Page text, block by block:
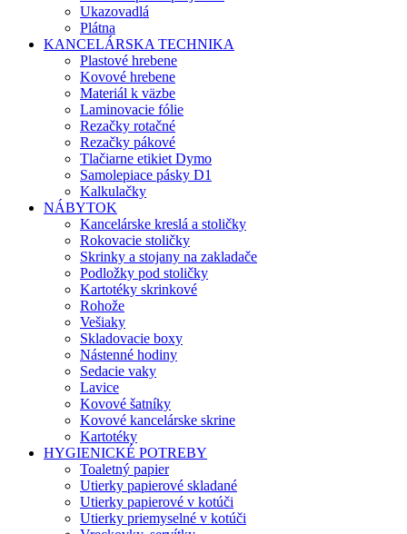
Ukazovadlá
Plátna
KANCELÁRSKA TECHNIKA
Plastové hrebene
Kovové hrebene
Materiál k väzbe
Laminovacie fólie
Rezačky rotačné
Rezačky pákové
Tlačiarne etikiet Dymo
Samolepiace pásky D1
Kalkulačky
NÁBYTOK
Kancelárske kreslá a stoličky
Rokovacie stoličky
Skrinky a stojany na zakladače
Podložky pod stoličky
Kartotéky skrinkové
Rohože
Vešiaky
Skladovacie boxy
Nástenné hodiny
Sedacie vaky
Lavice
Kovové šatníky
Kovové kancelárske skrine
Kartotéky
HYGIENICKÉ POTREBY
Toaletný papier
Utierky papierové skladané
Utierky papierové v kotúči
Utierky priemyselné v kotúči